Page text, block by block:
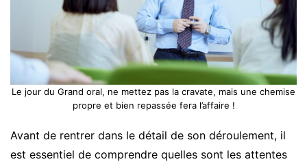
Le jour du Grand oral, ne mettez pas la cravate, mais une chemise
propre et bien repassée fera l’affaire !
Avant de rentrer dans le détail de son déroulement, il
est essentiel de comprendre quelles sont les attentes